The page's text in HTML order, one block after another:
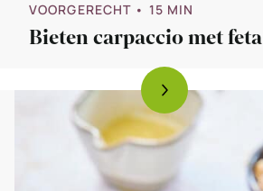
VOORGERECHT • 15 MIN
Bieten carpaccio met feta